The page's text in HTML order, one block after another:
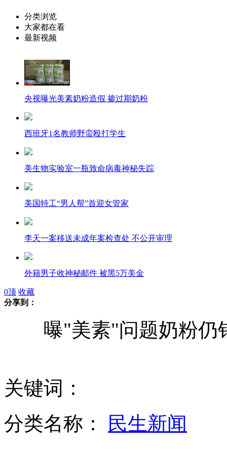
分类浏览
大家都在看
最新视频
央视曝光美素奶粉造假 掺过期奶粉
西班牙1名教师野蛮殴打学生
美生物实验室一瓶致命病毒神秘失踪
美国特工“男人帮”首迎女管家
李天一案移送未成年案检查处 不公开审理
外籍男子收神秘邮件 被黑5万美金
成都一幢在拆大楼突然倒塌
英国艳模整形330次
美国影院枪击案凶手认罪求免死
0顶 收藏
分享到：
曝"美素"问题奶粉仍
关键词：
分类名称：
民生新闻